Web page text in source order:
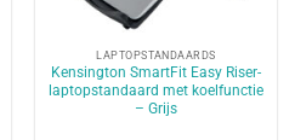
LAPTOPSTANDAARDS
Kensington SmartFit Easy Riser-
laptopstandaard met koelfunctie
– Grijs